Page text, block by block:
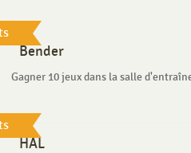
Bender
Gagner 10 jeux dans la salle
HAL